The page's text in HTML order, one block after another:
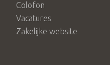
Colofon
Vacatures
Zakelijke website